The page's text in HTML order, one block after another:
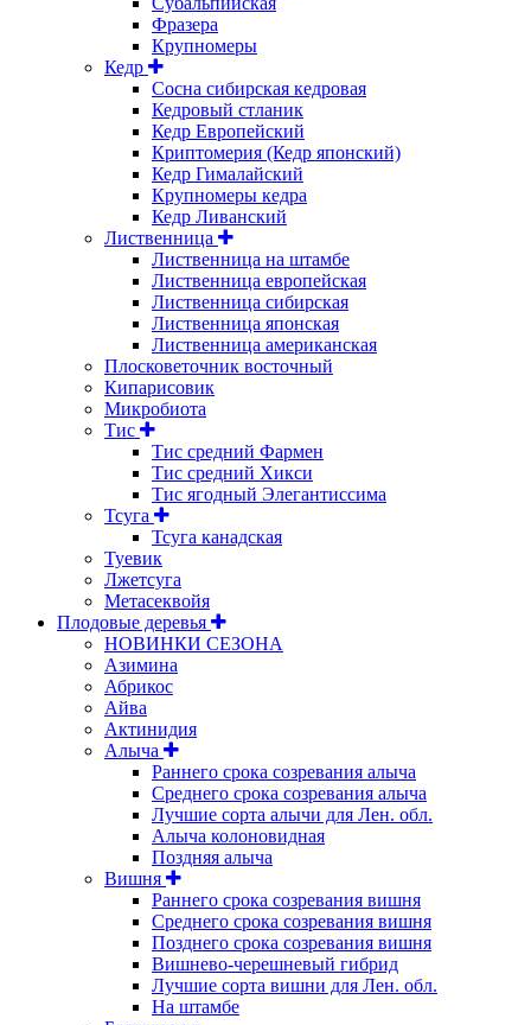
Фразера
Крупномеры
Кедр
Сосна сибирская кедровая
Кедровый стланик
Кедр Европейский
Криптомерия (Кедр японский)
Кедр Гималайский
Крупномеры кедра
Кедр Ливанский
Лиственница
Лиственница на штамбе
Лиственница европейская
Лиственница сибирская
Лиственница японская
Лиственница американская
Плосковеточник восточный
Кипарисовик
Микробиота
Тис
Тис средний Фармен
Тис средний Хикси
Тис ягодный Элегантиссима
Тсуга
Тсуга канадская
Туевик
Лжетсуга
Метасеквойя
Плодовые деревья
НОВИНКИ СЕЗОНА
Азимина
Абрикос
Айва
Актинидия
Алыча
Раннего срока созревания алыча
Среднего срока созревания алыча
Лучшие сорта алычи для Лен. обл.
Алыча колоновидная
Поздняя алыча
Вишня
Раннего срока созревания вишня
Среднего срока созревания вишня
Позднего срока созревания вишня
Вишнево-черешневый гибрид
Лучшие сорта вишни для Лен. обл.
На штамбе